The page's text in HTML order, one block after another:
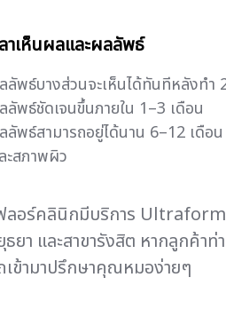
ลาเห็นผลและผลลัพธ์
ลัพธ์บางส่วนจะเห็นได้ทันทีหลังทำ
ลัพธ์ชัดเจนขึ้นภายใน 1–3 เดือน
ลัพธ์สามารถอยู่ได้นาน 6–12 เดือ
ะสภาพผิว
ฟลอร์คลินิกมีบริการ
ธยา และสาขารังสิต หากลูกค้าท่
เข้ามาปรึกษาคุณหมอง่ายๆ